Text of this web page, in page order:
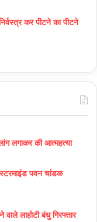
कर पीटने का पीटने
लगाकर की आत्महत्या
पवन चांडक
लाहोटी बंधु गिरफ्तार